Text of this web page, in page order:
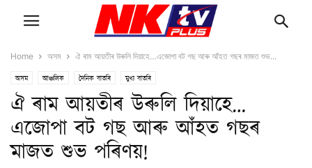
Home অসম ঐ ৰাম আয়তীৰ উৰুলি দিয়াহে…এজোপা বট গছ আৰু আঁহত গছৰ মাজত শুভ...
অসম আঞ্চলিক দৈনিক বাতৰি মুখ্য বাতৰি
ঐ ৰাম আয়তীৰ উৰুলি দিয়াহে…
এজোপা বট গছ আৰু আঁহত গছৰ
মাজত শুভ পৰিণয়!